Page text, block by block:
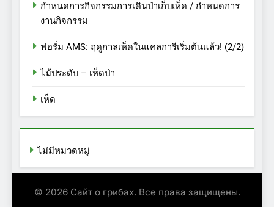
กำหนดการกิจกรรมการเดินป่าเก็บเห็ด / กำหนดการ
งานกิจกรรม
ฟอรั่ม AMS: ฤดูกาลเห็ดในแคลการีเริ่มต้นแล้ว! (2/2)
ไม้ประดับ – เห็ดป่า
เห็ด
ไม่มีหมวดหมู่
© 2026 Сайт о грибах. Все права защищены.